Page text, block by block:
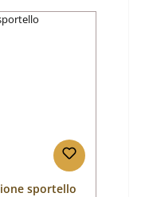
sportello